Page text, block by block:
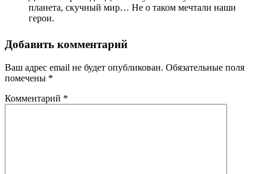
планета, скучный мир… Не о таком мечтали наши
герои.
Добавить комментарий
Ваш адрес email не будет опубликован. Обязательные поля
помечены *
Комментарий *